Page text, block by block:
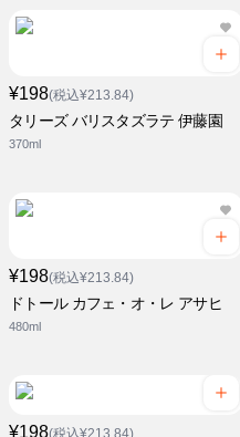
¥198(税込¥213.84)
タリーズ バリスタズラテ 伊藤園
370ml
¥198(税込¥213.84)
ドトール カフェ・オ・レ アサヒ
480ml
¥198(税込¥213.84)